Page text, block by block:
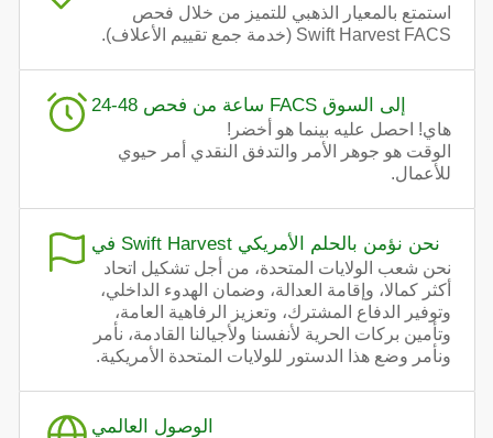
استمتع بالمعيار الذهبي للتميز من خلال فحص
Swift Harvest FACS (خدمة جمع تقييم الأعلاف).
24-48 ساعة من فحص FACS إلى السوق
هاي! احصل عليه بينما هو أخضر!
الوقت هو جوهر الأمر والتدفق النقدي أمر حيوي
للأعمال.
في Swift Harvest نحن نؤمن بالحلم الأمريكي
نحن شعب الولايات المتحدة، من أجل تشكيل اتحاد
أكثر كمالا، وإقامة العدالة، وضمان الهدوء الداخلي،
وتوفير الدفاع المشترك، وتعزيز الرفاهية العامة،
وتأمين بركات الحرية لأنفسنا ولأجيالنا القادمة، نأمر
ونأمر وضع هذا الدستور للولايات المتحدة الأمريكية.
الوصول العالمي